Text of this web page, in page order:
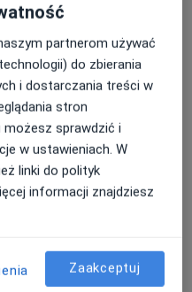
Medyczne
partnerom używać
do zbierania
i dostarczania treści w
stron
możesz sprawdzić i
w ustawieniach. W
linki do polityk
informacji znajdziesz
Zaakceptuj